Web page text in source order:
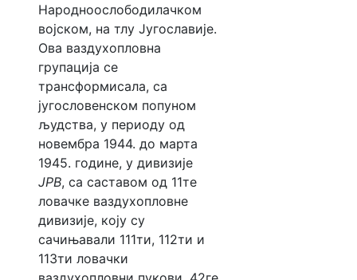
Народноослободилачком
војском, на тлу Југославије.
Ова ваздухопловна
групација се
трансформисала, са
југословенском попуном
људства, у периоду од
новембра 1944. до марта
1945. године, у дивизије
ЈРВ, са саставом од 11те
ловачке ваздухопловне
дивизије, коју су
сачињавали 111ти, 112ти и
113ти ловачки